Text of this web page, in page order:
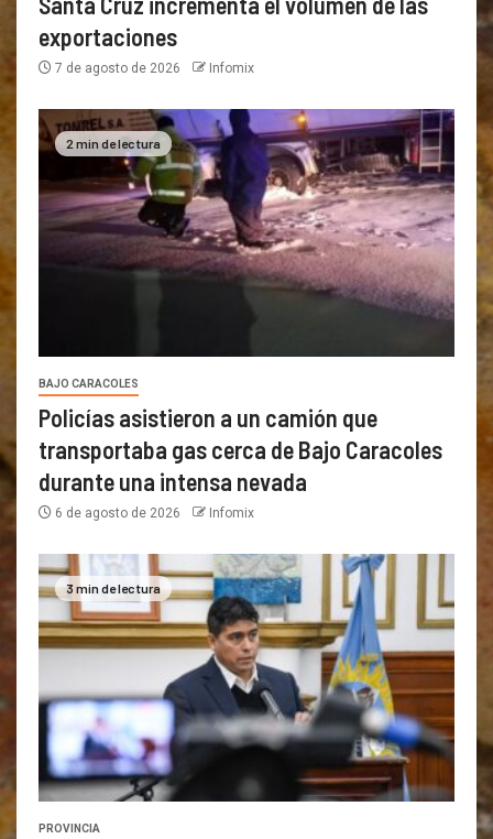
exportaciones
7 de agosto de 2026 Infomix
2 min de lectura
BAJO CARACOLES
Policías asistieron a un camión que
transportaba gas cerca de Bajo Caracoles
durante una intensa nevada
6 de agosto de 2026 Infomix
3 min de lectura
PROVINCIA